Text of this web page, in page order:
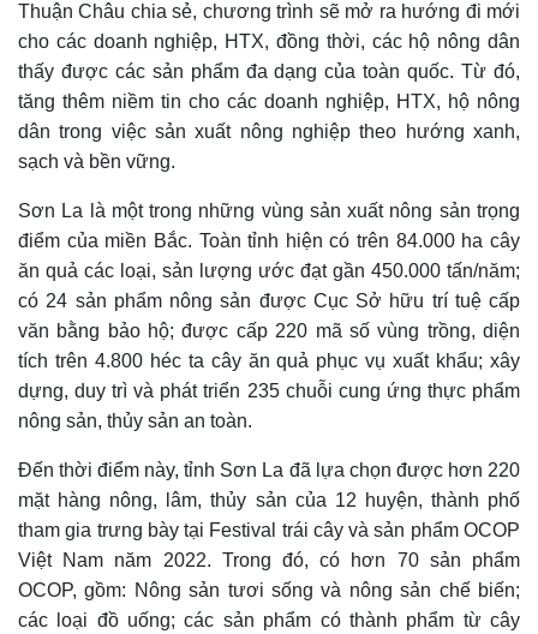
Thuận Châu chia sẻ, chương trình sẽ mở ra hướng đi mới
cho các doanh nghiệp, HTX, đồng thời, các hộ nông dân
thấy được các sản phẩm đa dạng của toàn quốc. Từ đó,
tăng thêm niềm tin cho các doanh nghiệp, HTX, hộ nông
dân trong việc sản xuất nông nghiệp theo hướng xanh,
sạch và bền vững.
Sơn La là một trong những vùng sản xuất nông sản trọng
điểm của miền Bắc. Toàn tỉnh hiện có trên 84.000 ha cây
ăn quả các loại, sản lượng ước đạt gần 450.000 tấn/năm;
có 24 sản phẩm nông sản được Cục Sở hữu trí tuệ cấp
văn bằng bảo hộ; được cấp 220 mã số vùng trồng, diện
tích trên 4.800 héc ta cây ăn quả phục vụ xuất khẩu; xây
dựng, duy trì và phát triển 235 chuỗi cung ứng thực phẩm
nông sản, thủy sản an toàn.
Đến thời điểm này, tỉnh Sơn La đã lựa chọn được hơn 220
mặt hàng nông, lâm, thủy sản của 12 huyện, thành phố
tham gia trưng bày tại Festival trái cây và sản phẩm OCOP
Việt Nam năm 2022. Trong đó, có hơn 70 sản phẩm
OCOP, gồm: Nông sản tươi sống và nông sản chế biến;
các loại đồ uống; các sản phẩm có thành phẩm từ cây